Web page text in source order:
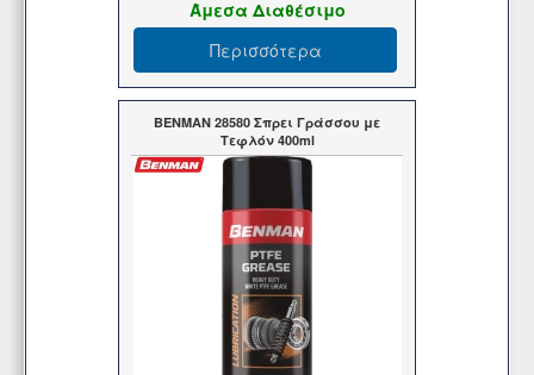
Άμεσα Διαθέσιμο
Περισσότερα
BENMAN 28580 Σπρει Γράσσου με
Τεφλόν 400ml